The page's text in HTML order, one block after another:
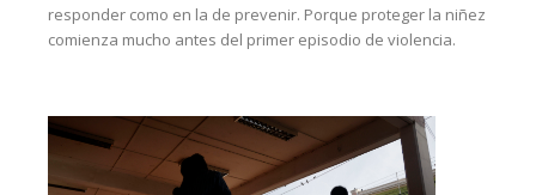
responder como en la de prevenir. Porque proteger la niñez
comienza mucho antes del primer episodio de violencia.